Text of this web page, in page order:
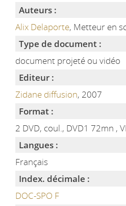
Auteurs :
Alix Delaporte, Metteur en
Type de document :
document projeté ou vidéo
Editeur :
Zidane diffusion, 2007
Format :
2 DVD, coul., DVD1 72mn ,
Langues :
Français
Index. décimale :
DOC-SPO F